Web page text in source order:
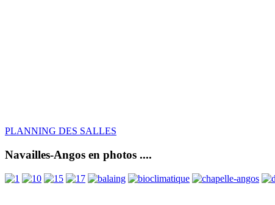
PLANNING DES SALLES
Navailles-Angos en photos ....